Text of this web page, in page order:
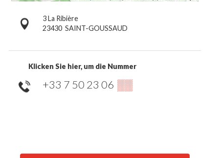
3 La Ribière
23430 SAINT-GOUSSAUD
Klicken Sie hier, um die Nummer
+33 7 50 23 06 ▒▒